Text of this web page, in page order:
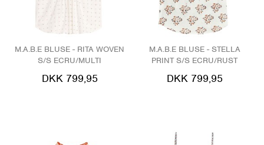
M.A.B.E BLUSE - RITA WOVEN
S/S ECRU/MULTI
DKK 799,95
M.A.B.E BLUSE - STELLA
PRINT S/S ECRU/RUST
DKK 799,95